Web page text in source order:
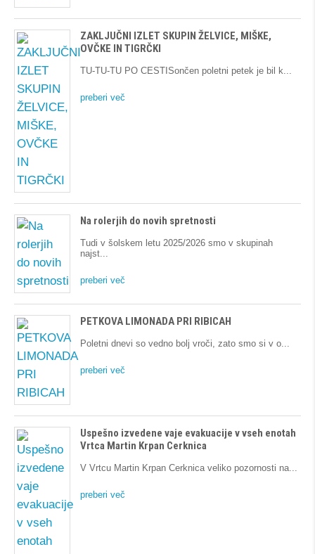
ZAKLJUČNI IZLET SKUPIN ŽELVICE, MIŠKE,
OVČKE IN TIGRČKI
TU-TU-TU PO CESTISončen poletni petek je bil k
preberi več
Na rolerjih do novih spretnosti
Tudi v šolskem letu 2025/2026 smo v skupinah
najst
preberi več
PETKOVA LIMONADA PRI RIBICAH
Poletni dnevi so vedno bolj vroči, zato smo si v o
preberi več
Uspešno izvedene vaje evakuacije v vseh enotah
Vrtca Martin Krpan Cerknica
V Vrtcu Martin Krpan Cerknica veliko pozornosti na
preberi več